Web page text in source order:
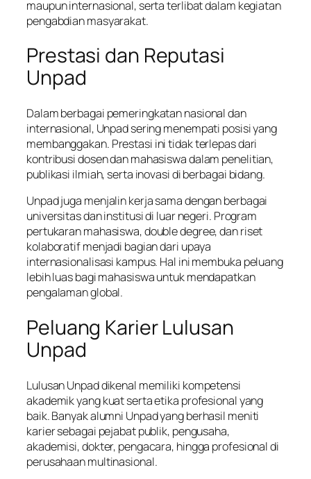
maupun internasional, serta terlibat dalam kegiatan
pengabdian masyarakat.
Prestasi dan Reputasi
Unpad
Dalam berbagai pemeringkatan nasional dan
internasional, Unpad sering menempati posisi yang
membanggakan. Prestasi ini tidak terlepas dari
kontribusi dosen dan mahasiswa dalam penelitian,
publikasi ilmiah, serta inovasi di berbagai bidang.
Unpad juga menjalin kerja sama dengan berbagai
universitas dan institusi di luar negeri. Program
pertukaran mahasiswa, double degree, dan riset
kolaboratif menjadi bagian dari upaya
internasionalisasi kampus. Hal ini membuka peluang
lebih luas bagi mahasiswa untuk mendapatkan
pengalaman global.
Peluang Karier Lulusan
Unpad
Lulusan Unpad dikenal memiliki kompetensi
akademik yang kuat serta etika profesional yang
baik. Banyak alumni Unpad yang berhasil meniti
karier sebagai pejabat publik, pengusaha,
akademisi, dokter, pengacara, hingga profesional di
perusahaan multinasional.